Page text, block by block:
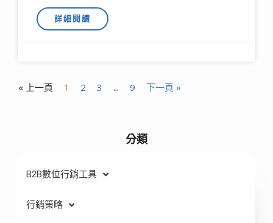
分類
B2B數位行銷工具
行銷策略
詳細閱讀
« 上一頁 1 2 3 ... 9 下一頁 »